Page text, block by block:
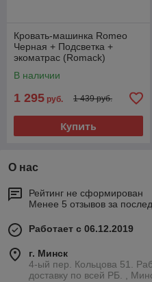
Кровать-машинка Romeo
Черная + Подсветка +
экоматрас (Romack)
В наличии
1 295 руб. 1 439 руб.
Купить
О нас
Рейтинг не сформирован
Менее 5 отзывов за
Работает с 06.12.2019
г. Минск
4-ый пер. Кольцова 51.
доставку по всей РБ. ,